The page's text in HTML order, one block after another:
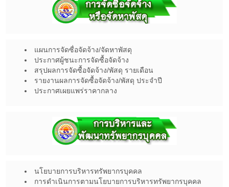
แผนการจัดซื่อจัดจ้าง/จัดหาพัสดุ
ประกาศผู้ชนะการจัดซื้อจัดจ้าง
สรุปผลการจัดซื้อจัดจ้าง/พัสดุ รายเดือน
รายงานผลการจัดซื้อจัดจ้าง/พัสดุ ประจำปี
ประกาศเผยแพร่ราคากลาง
นโยบายการบริหารทรัพยากรบุคคล
การดำเนินการตามนโยบายการบริหารทรัพยากรบุคคล